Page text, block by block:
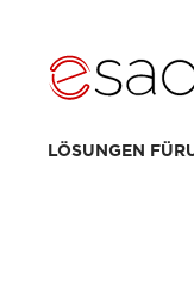
LÖSUNGEN FÜR